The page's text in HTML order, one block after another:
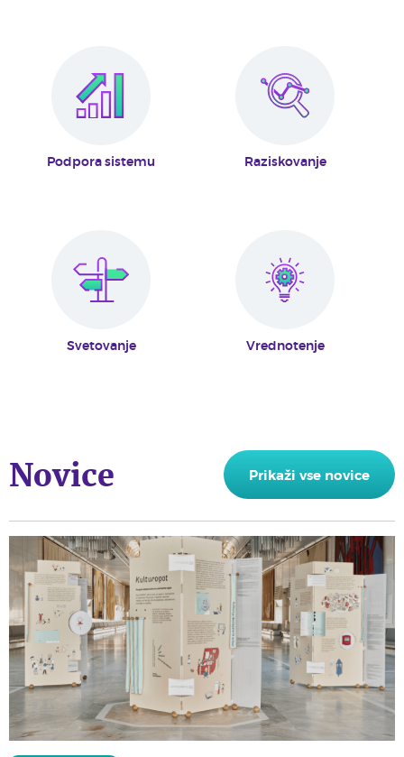
Podpora sistemu Raziskovanje
Svetovanje Vrednotenje
Novice Prikaži vse novice